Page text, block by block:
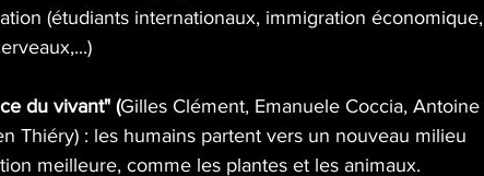
(étudiants internationaux, immigration économique,
du vivant" (Gilles Clément, Emanuele Coccia, Antoine
Thiéry) : les humains partent vers un nouveau milieu
meilleure, comme les plantes et les animaux.